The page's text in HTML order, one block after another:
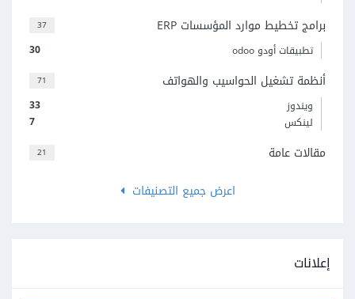
37 برامج تخطيط موارد المؤسسات ERP
30 تطبيقات أودو odoo
71 أنظمة تشغيل الحواسيب والهواتف
33
ويندوز
7
لينكس
21
مقالات عامة
اعرض جميع التصنيفات
إعلانات